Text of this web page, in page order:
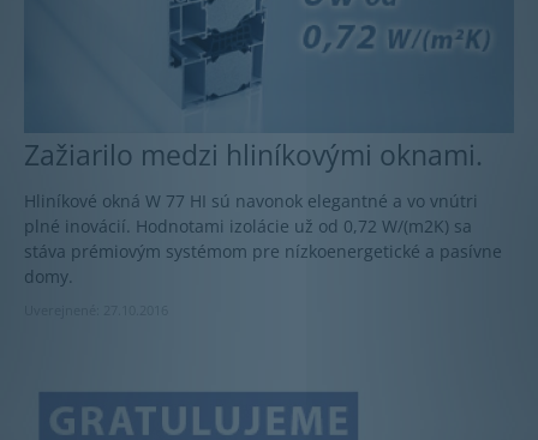
Zažiarilo medzi hliníkovými oknami.
Hliníkové okná W 77 HI sú navonok elegantné a vo vnútri
plné inovácií. Hodnotami izolácie už od 0,72 W/(m2K) sa
stáva prémiovým systémom pre nízkoenergetické a pasívne
domy.